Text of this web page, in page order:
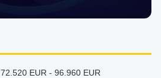
72.520 EUR - 96.960 EUR